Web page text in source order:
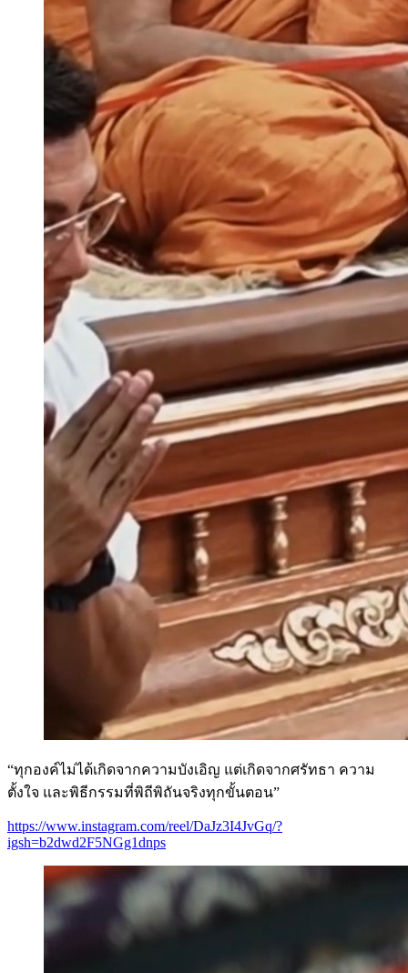
“ทุกองค์ไม่ได้เกิดจากความบังเอิญ แต่เกิดจากศรัทธา ความ
ตั้งใจ และพิธีกรรมที่พิถีพิถันจริงทุกขั้นตอน”
https://www.instagram.com/reel/DaJz3I4JvGq/?
igsh=b2dwd2F5NGg1dnps